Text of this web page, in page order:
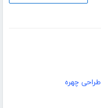
طراحی چهره